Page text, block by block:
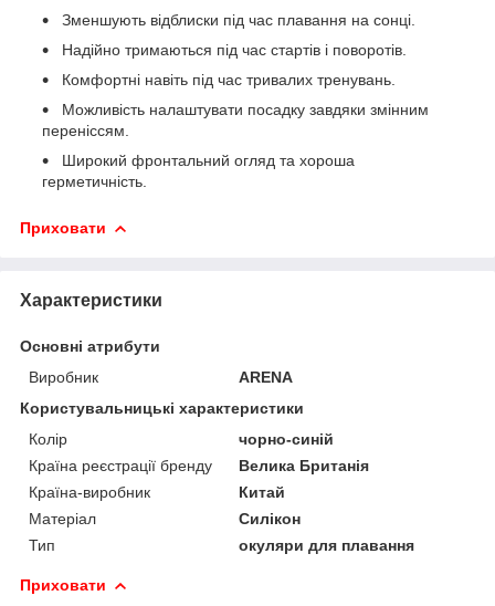
Зменшують відблиски під час плавання на сонці.
Надійно тримаються під час стартів і поворотів.
Комфортні навіть під час тривалих тренувань.
Можливість налаштувати посадку завдяки змінним
переніссям.
Широкий фронтальний огляд та хороша
герметичність.
Приховати
Характеристики
Основні атрибути
Виробник
ARENA
Користувальницькі характеристики
Колір
чорно-синій
Країна реєстрації бренду
Велика Британія
Країна-виробник
Китай
Матеріал
Силікон
Тип
окуляри для плавання
Приховати